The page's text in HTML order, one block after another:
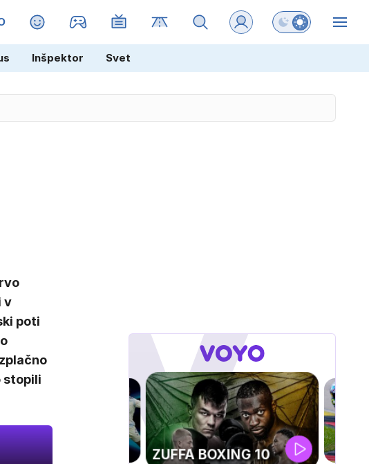
MAGAZIN Preklopi barvni
Inšpektor Svet
v
poti
stopili
MOTOGP . VN
VELIKE BRITANIJE